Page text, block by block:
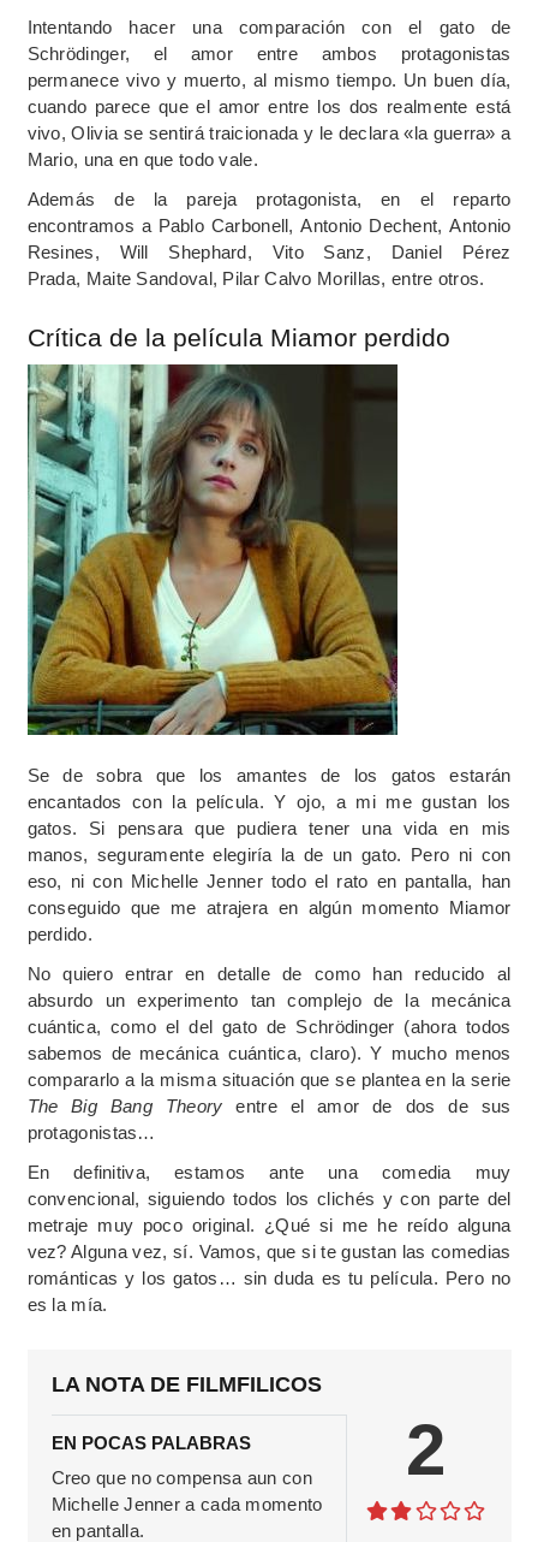
Intentando hacer una comparación con el gato de
Schrödinger, el amor entre ambos protagonistas
permanece vivo y muerto, al mismo tiempo. Un buen día,
cuando parece que el amor entre los dos realmente está
vivo, Olivia se sentirá traicionada y le declara «la guerra» a
Mario, una en que todo vale.
Además de la pareja protagonista, en el reparto
encontramos a Pablo Carbonell,Antonio Dechent,Antonio
Resines, Will Shephard, Vito Sanz, Daniel Pérez
Prada, Maite Sandoval, Pilar Calvo Morillas, entre otros.
Crítica de la película Miamor perdido
Se de sobra que los amantes de los gatos estarán
encantados con la película. Y ojo, a mi me gustan los
gatos. Si pensara que pudiera tener una vida en mis
manos, seguramente elegiría la de un gato. Pero ni con
eso, ni con Michelle Jenner todo el rato en pantalla, han
conseguido que me atrajera en algún momento Miamor
perdido.
No quiero entrar en detalle de como han reducido al
absurdo un experimento tan complejo de la mecánica
cuántica, como el del gato de Schrödinger (ahora todos
sabemos de mecánica cuántica, claro). Y mucho menos
compararlo a la misma situación que se plantea en la serie
The Big Bang Theory entre el amor de dos de sus
protagonistas…
En definitiva, estamos ante una comedia muy
convencional, siguiendo todos los clichés y con parte del
metraje muy poco original. ¿Qué si me he reído alguna
vez? Alguna vez, sí. Vamos, que si te gustan las comedias
románticas y los gatos… sin duda es tu película. Pero no
es la mía.
LA NOTA DE FILMFILICOS
EN POCAS PALABRAS
Creo que no compensa aun con
Michelle Jenner a cada momento
en pantalla.
2